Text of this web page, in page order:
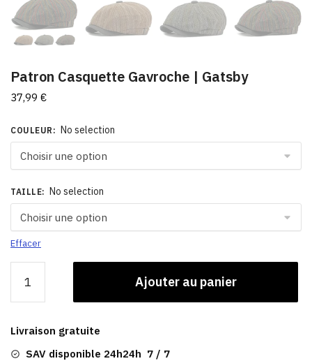
Patron Casquette Gavroche | Gatsby
37,99 €
COULEUR : No selection
TAILLE: No selection
Effacer
Patron
Gavroche
|
Ajouter au panier
Livraison gratuite
SAV disponible 24h24h 7 / 7